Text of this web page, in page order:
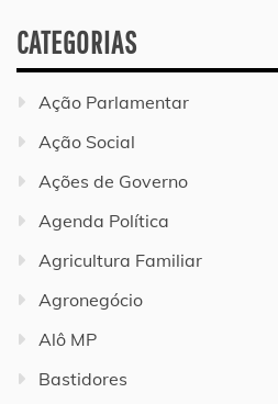
CATEGORIAS
Ação Parlamentar
Ação Social
Ações de Governo
Agenda Política
Agricultura Familiar
Agronegócio
Alô MP
Bastidores